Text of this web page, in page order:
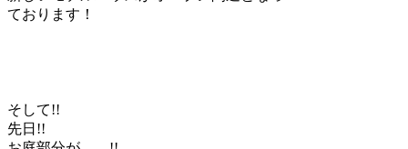
ております！
そして!!
先日!!